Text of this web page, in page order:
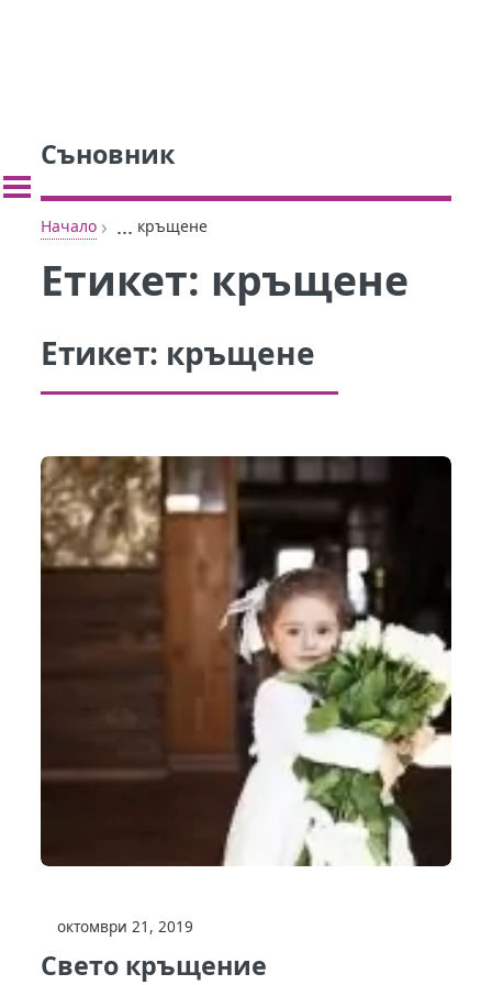
Съновник
Начало › ... кръщене
Етикет: кръщене
Етикет: кръщене
октомври 21, 2019
Свето кръщение